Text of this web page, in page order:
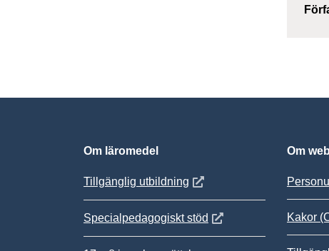
Om läromedel
Tillgänglig utbildning Öppnas i nytt fönster
Specialpedagogiskt stöd Öppnas i nytt fönster
Om
Kakor